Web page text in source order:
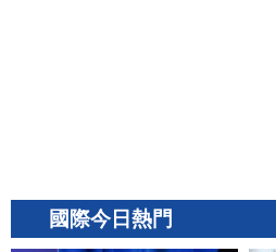
國際今日熱門